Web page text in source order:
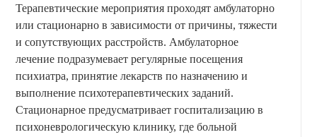
Терапевтические мероприятия проходят амбулаторно
или стационарно в зависимости от причины, тяжести
и сопутствующих расстройств. Амбулаторное
лечение подразумевает регулярные посещения
психиатра, принятие лекарств по назначению и
выполнение психотерапевтических заданий.
Стационарное предусматривает госпитализацию в
психоневрологическую клинику, где больной